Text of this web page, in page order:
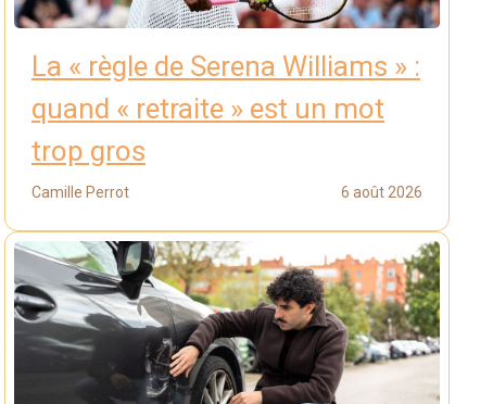
La « règle de Serena Williams » :
quand « retraite » est un mot
trop gros
Camille Perrot 6 août 2026